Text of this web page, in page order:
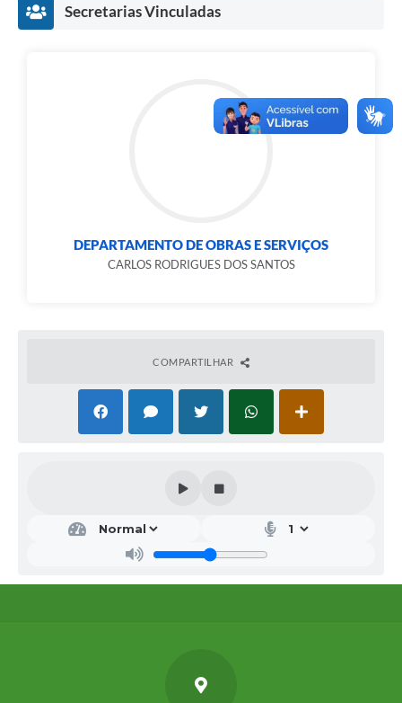
Secretarias Vinculadas
DEPARTAMENTO DE OBRAS E SERVIÇOS
CARLOS RODRIGUES DOS SANTOS
COMPARTILHAR